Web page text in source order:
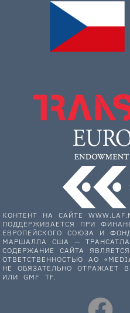
КОНТЕНТ НА САЙТЕ
ПОДДЕРЖИВАЕТСЯ ПРИ
ЕВРОПЕЙСКОГО СОЮЗА И
МАРШАЛЛА США —
СОДЕРЖАНИЕ САЙТА
ОТВЕТСТВЕННОСТЬЮ АО
НЕ ОБЯЗАТЕЛЬНО ОТРАЖАЕТ
ИЛИ GMF TF.